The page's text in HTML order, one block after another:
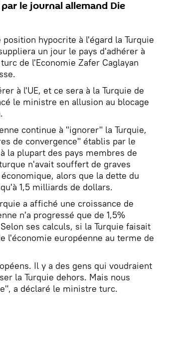
le journal allemand Die
hypocrite à l'égard la Turquie
un jour le pays d'adhérer à
de l'Economie Zafer Caglayan
à l'UE, et ce sera à la Turquie de
le ministre en allusion au blocage
continue à "ignorer" la Turquie,
de convergence" établis par le
la plupart des pays membres de
n'avait souffert de graves
alors que la dette du
1,5 milliards de dollars.
a affiché une croissance de
n'a progressé que de 1,5%
ses calculs, si la Turquie faisait
l'économie européenne au terme de
Il y a des gens qui voudraient
la Turquie dehors. Mais nous
a déclaré le ministre turc.